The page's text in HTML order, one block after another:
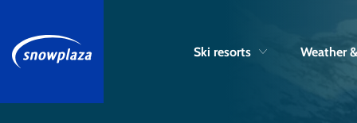
Ski resorts Weather